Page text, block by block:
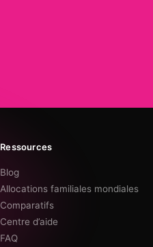
Ressources
Blog
Allocations familiales mondiales
Comparatifs
Centre d’aide
FAQ